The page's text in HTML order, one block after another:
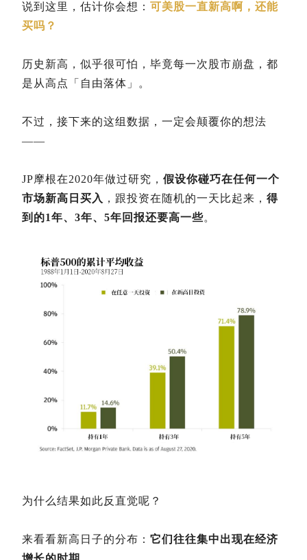
说到这里，估计你会想： 可美股一直新高啊，还能
买吗？
历史新高，似乎很可怕，毕竟每一次股市崩盘，都
是从高点「自由落体」。
不过，接下来的这组数据，一定会颠覆你的想法
——
JP摩根在2020年做过研究， 假设你碰巧在任何一个
市场新高日买入 ，跟投资在随机的一天比起来， 得
到的1年、3年、5年回报还要高一些。
为什么结果如此反直觉呢？
来看看新高日子的分布： 它们往往集中出现在经济